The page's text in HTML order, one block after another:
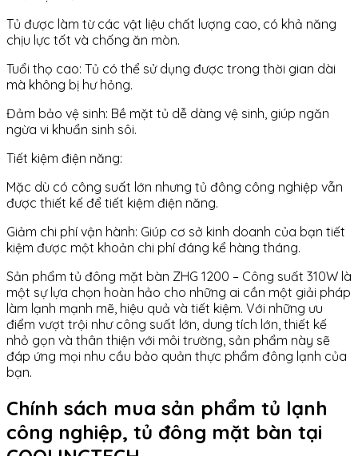
Tủ được làm từ các vật liệu chất lượng cao, có khả năng
chịu lực tốt và chống ăn mòn.
Tuổi thọ cao: Tủ có thể sử dụng được trong thời gian dài
mà không bị hư hỏng.
Đảm bảo vệ sinh: Bề mặt tủ dễ dàng vệ sinh, giúp ngăn
ngừa vi khuẩn sinh sôi.
Tiết kiệm điện năng:
Mặc dù có công suất lớn nhưng tủ đông công nghiệp vẫn
được thiết kế để tiết kiệm điện năng.
Giảm chi phí vận hành: Giúp cơ sở kinh doanh của bạn tiết
kiệm được một khoản chi phí đáng kể hàng tháng.
Sản phẩm tủ đông mặt bàn ZHG 1200 – Công suất 310W là
một sự lựa chọn hoàn hảo cho những ai cần một giải pháp
làm lạnh mạnh mẽ, hiệu quả và tiết kiệm. Với những ưu
điểm vượt trội như công suất lớn, dung tích lớn, thiết kế
nhỏ gọn và thân thiện với môi trường, sản phẩm này sẽ
đáp ứng mọi nhu cầu bảo quản thực phẩm đông lạnh của
bạn.
Chính sách mua sản phẩm tủ lạnh
công nghiệp, tủ đông mặt bàn tại